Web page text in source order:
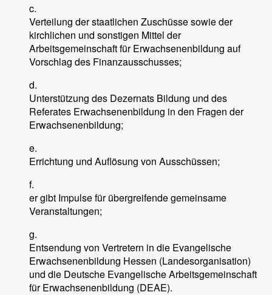
c.
Verteilung der staatlichen Zuschüsse sowie der
kirchlichen und sonstigen Mittel der
Arbeitsgemeinschaft für Erwachsenenbildung auf
Vorschlag des Finanzausschusses;
d.
Unterstützung des Dezernats Bildung und des
Referates Erwachsenenbildung in den Fragen der
Erwachsenenbildung;
e.
Errichtung und Auflösung von Ausschüssen;
f.
er gibt Impulse für übergreifende gemeinsame
Veranstaltungen;
g.
Entsendung von Vertretern in die Evangelische
Erwachsenenbildung Hessen (Landesorganisation)
und die Deutsche Evangelische Arbeitsgemeinschaft
für Erwachsenenbildung (DEAE).